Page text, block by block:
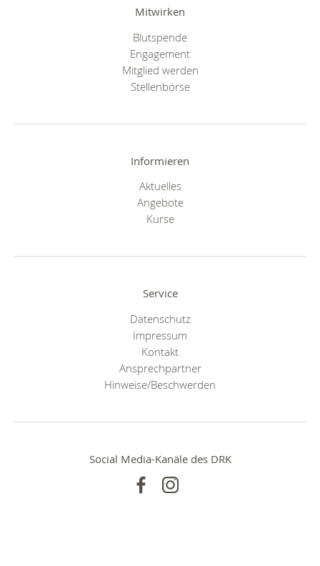
Mitwirken
Blutspende
Engagement
Mitglied werden
Stellenbörse
Informieren
Aktuelles
Angebote
Kurse
Service
Datenschutz
Impressum
Kontakt
Ansprechpartner
Hinweise/Beschwerden
Social Media-Kanäle des DRK